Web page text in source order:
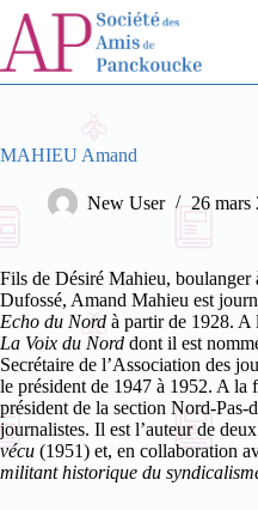
Passer
contenu
MAHIEU Amand
New User 26 mars
Fils de Désiré Mahieu,
Dufossé, Amand Mahieu est
Echo du Nord à partir de 1928. A
La Voix du Nord dont il est
Secrétaire de l’Association des
le président de 1947 à 1952. A la
président de la section Nord-
journalistes. Il est l’auteur de
vécu (1951) et, en collaboration
militant historique du